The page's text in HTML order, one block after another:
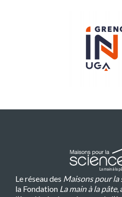
Le réseau des Maisons pour la
la Fondation La main à la pâte,